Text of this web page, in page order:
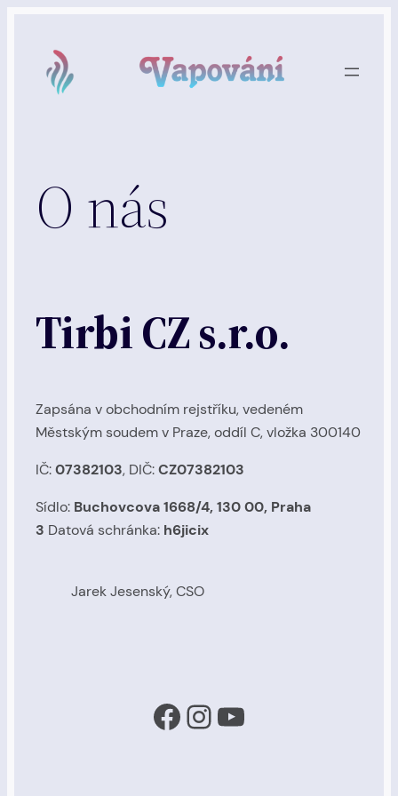
obsah
O nás
Tirbi CZ s.r.o.
Zapsána v obchodním rejstříku, vedeném
Městským soudem v Praze, oddíl C, vložka 300140
IČ:07382103, DIČ:CZ07382103
Sídlo: Buchovcova 1668/4, 130 00, Praha
3 Datová schránka: h6jicix
Jarek Jesenský, CSO
Facebook
Instagram
YouTube